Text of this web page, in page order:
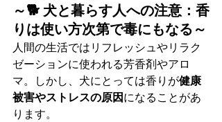
～🐕 犬と暮らす人への注意：香
りは使い方次第で毒にもなる～
人間の生活ではリフレッシュやリラク
ゼーションに使われる芳香剤やアロ
マ。しかし、犬にとっては香りが健康
被害やストレスの原因になることがあ
ります。